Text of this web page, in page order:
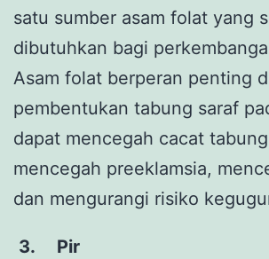
satu sumber asam folat yang
dibutuhkan bagi
Asam folat berperan penting
pembentukan tabung saraf
dapat mencegah cacat
mencegah preeklamsia,
dan mengurangi risiko
3. Pir